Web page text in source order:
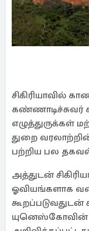
சிகிரியாவில்
கண்ணாடிச்சுவர்
எழுத்துருக்கள்
துறை வரலாற்றின்
பற்றிய பல
அத்துடன்
ஓவியங்களாக
கூறப்படுவதுடன்
யுனெஸ்கோவின்